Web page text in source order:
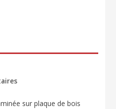
sur plaque de bois